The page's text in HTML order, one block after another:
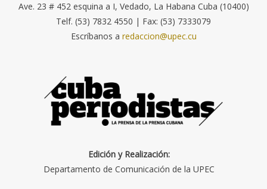
Ave. 23 # 452 esquina a I, Vedado, La Habana Cuba (10400)
Telf. (53) 7832 4550 | Fax: (53) 7333079
Escríbanos a redaccion@upec.cu
Edición y Realización:
Departamento de Comunicación de la UPEC